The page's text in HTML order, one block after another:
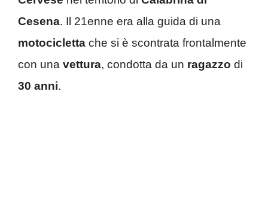
Cesena. Il 21enne era alla guida di una
motocicletta che si è scontrata frontalmente
con una vettura, condotta da un ragazzo di
30 anni.